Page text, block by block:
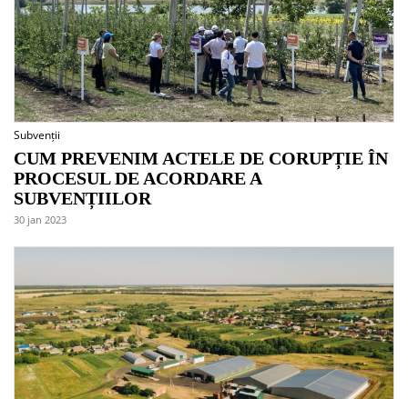
Subvenții
CUM PREVENIM ACTELE DE CORUPȚIE ÎN
PROCESUL DE ACORDARE A
SUBVENȚIILOR
30 jan 2023